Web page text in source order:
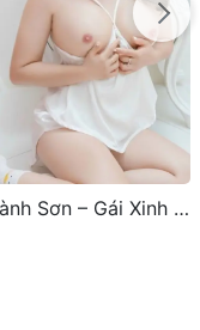
Ngũ Hành Sơn – Gái Xinh Đà Nẵng, Dễ Thương, Phong Cách Cuốn Hút